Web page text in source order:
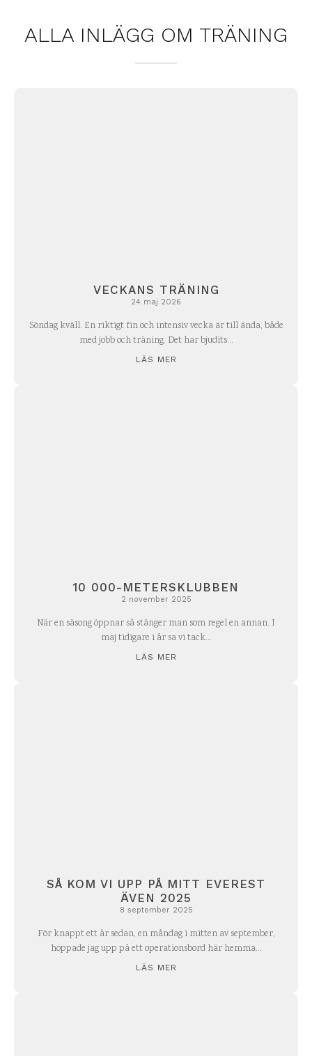
ALLA INLÄGG OM TRÄNING
VECKANS TRÄNING
24 maj 2026
Söndag kväll. En riktigt fin och intensiv vecka är till ända, både
med jobb och träning. Det har bjudits...
LÄS MER
10 000-METERSKLUBBEN
2 november 2025
När en säsong öppnar så stänger man som regel en annan. I
maj tidigare i år sa vi tack...
LÄS MER
SÅ KOM VI UPP PÅ MITT EVEREST
ÄVEN 2025
8 september 2025
För knappt ett år sedan, en måndag i mitten av september,
hoppade jag upp på ett operationsbord här hemma...
LÄS MER